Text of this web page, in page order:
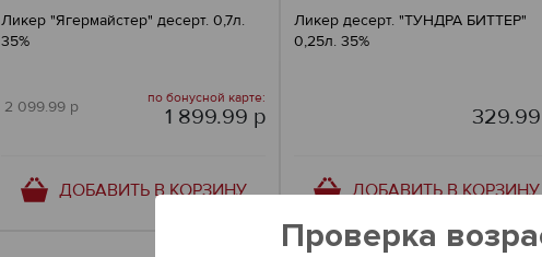
Ликер "Ягермайстер" десерт. 0,7л.
35%
2 099.99 р по бонусной карте:
1 899.99 р
ДОБАВИТЬ В КОРЗИНУ
Ликер десерт. "ТУНДРА БИТТЕР"
0,25л. 35%
ДОБАВИТЬ В КОРЗИНУ
Проверка